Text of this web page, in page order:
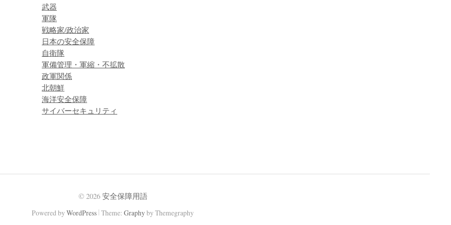
武器
軍隊
戦略家/政治家
日本の安全保障
自衛隊
軍備管理・軍縮・不拡散
政軍関係
北朝鮮
海洋安全保障
サイバーセキュリティ
© 2026 安全保障用語
Powered by WordPress | Theme: Graphyby Themegraphy